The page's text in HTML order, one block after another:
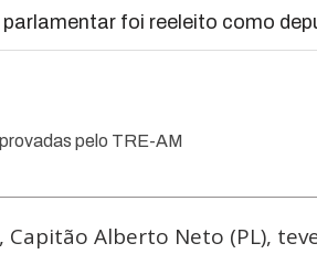
foi reeleito como
Alberto Neto (PL),